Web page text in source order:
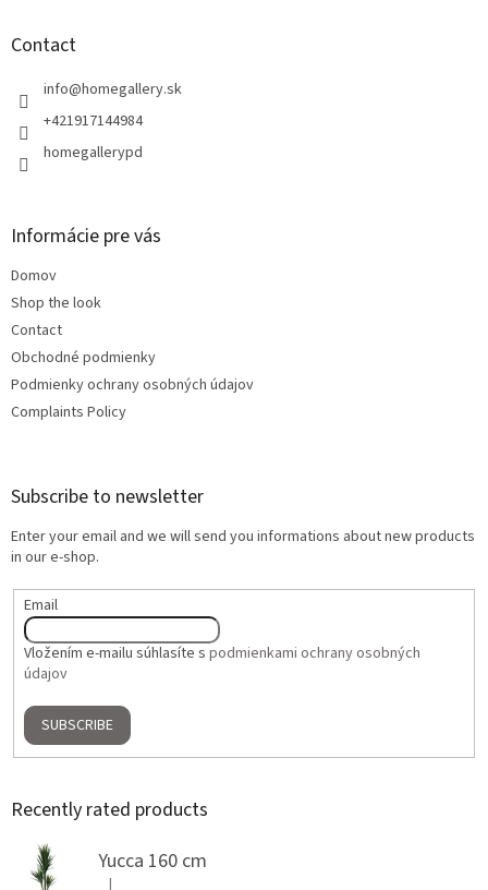
Contact
info@homegallery.sk
+421917144984
homegallerypd
Informácie pre vás
Domov
Shop the look
Contact
Obchodné podmienky
Podmienky ochrany osobných údajov
Complaints Policy
Subscribe to newsletter
Enter your email and we will send you informations about new products
in our e-shop.
Email
Vložením e-mailu súhlasíte s podmienkami ochrany osobných
údajov
SUBSCRIBE
Recently rated products
Yucca 160 cm
|